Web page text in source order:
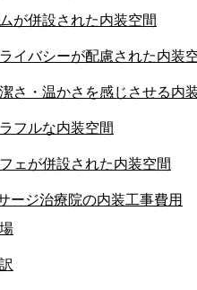
が併設された内装空間
イバシーが配慮された内装
さ・温かさを感じさせる内
フルな内装空間
ェが併設された内装空間
ージ治療院の内装工事費用